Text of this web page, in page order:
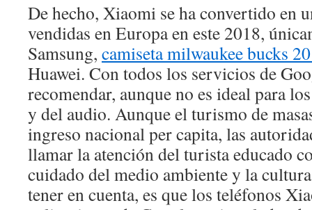
De hecho, Xiaomi se ha convertido en
vendidas en Europa en este 2018,
Samsung, camiseta milwaukee bucks
Huawei. Con todos los servicios de
recomendar, aunque no es ideal para
y del audio. Aunque el turismo de
ingreso nacional per capita, las
llamar la atención del turista educado
cuidado del medio ambiente y la
tener en cuenta, es que los teléfonos